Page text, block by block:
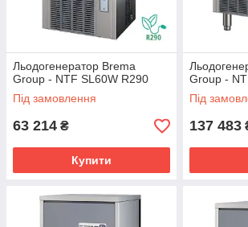
Льодогенератор Brema
Group - NTF SL60W R290
Під замовлення
63 214 ₴
Купити
Group -
Під
137 483